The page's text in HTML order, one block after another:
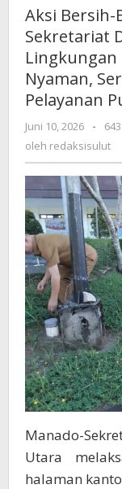
Aksi
Sekretariat
Lingkungan
Nyaman,
Pelayanan
Juni 10, 2026
oleh
-
oleh redaksisulut
Manado-
Utara
halaman